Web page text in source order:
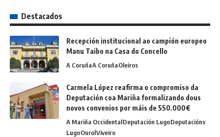
Destacados
Recepción institucional ao campión europeo
Manu Taibo na Casa do Concello
A CoruñaA CoruñaOleiros
Carmela López reafirma o compromiso da
Deputación coa Mariña formalizando dous
novos convenios por máis de 550.000€
A Mariña OccidentalDeputación LugoDeputacións
LugoOurolViveiro